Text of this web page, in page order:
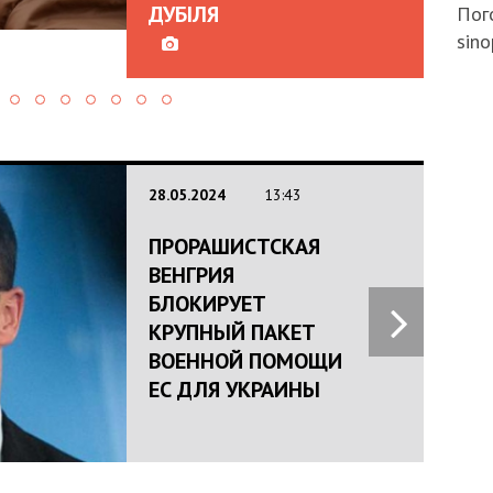
ДУБІЛЯ
28.05.2024 13:43
ПРОРАШИСТСКАЯ
ВЕНГРИЯ
БЛОКИРУЕТ
КРУПНЫЙ ПАКЕТ
ВОЕННОЙ ПОМОЩИ
ЕС ДЛЯ УКРАИНЫ